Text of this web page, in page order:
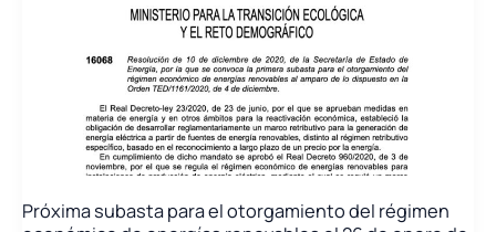
economía
Próxima subasta para el otorgamiento del régimen